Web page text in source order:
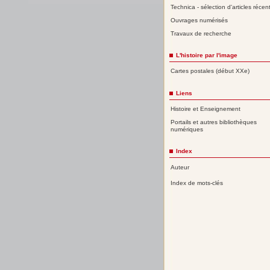
Technica - sélection d'articles
Ouvrages numérisés
Travaux de recherche
L'histoire par l'image
Cartes postales (début XXe)
Liens
Histoire et Enseignement
Portails et autres bibliothèques
numériques
Index
Auteur
Index de mots-clés